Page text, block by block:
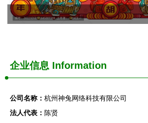
企业信息 Information
公司名称： 杭州神兔网络科技有限公司
法人代表： 陈贤